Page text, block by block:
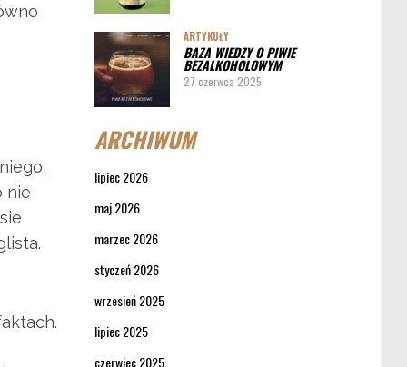
nie
ARTYKUŁY
BAZA WIEDZY O PIWIE
BEZALKOHOLOWYM
27 czerwca 2025
ARCHIWUM
lipiec 2026
maj 2026
marzec 2026
styczeń 2026
wrzesień 2025
lipiec 2025
czerwiec 2025